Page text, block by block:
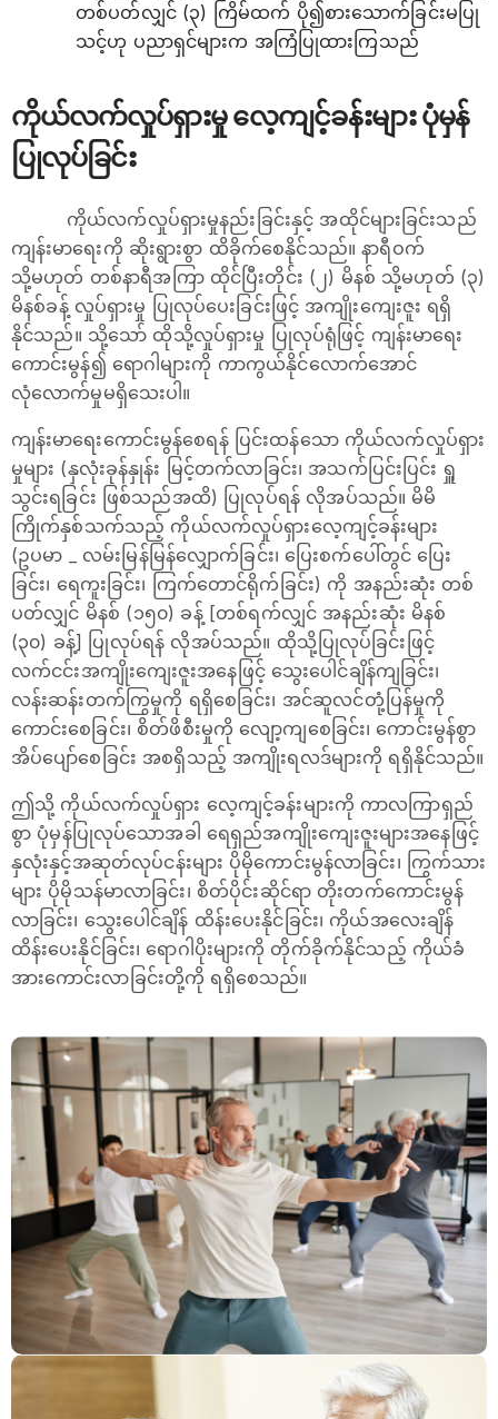
တစ်ပတ်လျှင် (၃) ကြိမ်ထက် ပို၍စားသောက်ခြင်းမပြု
သင့်ဟု ပညာရှင်များက အကြံပြုထားကြသည်
ကိုယ်လက်လှုပ်ရှားမှု လေ့ကျင့်ခန်းများ ပုံမှန်
ပြုလုပ်ခြင်း
ကိုယ်လက်လှုပ်ရှားမှုနည်းခြင်းနှင့် အထိုင်များခြင်းသည်
ကျန်းမာရေးကို ဆိုးရွားစွာ ထိခိုက်စေနိုင်သည်။ နာရီဝက်
သို့မဟုတ် တစ်နာရီအကြာ ထိုင်ပြီးတိုင်း (၂) မိနစ် သို့မဟုတ် (၃)
မိနစ်ခန့် လှုပ်ရှားမှု ပြုလုပ်ပေးခြင်းဖြင့် အကျိုးကျေးဇူး ရရှိ
နိုင်သည်။ သို့သော် ထိုသို့လှုပ်ရှားမှု ပြုလုပ်ရုံဖြင့် ကျန်းမာရေး
ကောင်းမွန်၍ ရောဂါများကို ကာကွယ်နိုင်လောက်အောင်
လုံလောက်မှုမရှိသေးပါ။
ကျန်းမာရေးကောင်းမွန်စေရန် ပြင်းထန်သော ကိုယ်လက်လှုပ်ရှား
မှုများ (နှလုံးခုန်နှုန်း မြင့်တက်လာခြင်း၊ အသက်ပြင်းပြင်း ရှူ
သွင်းရခြင်း ဖြစ်သည်အထိ) ပြုလုပ်ရန် လိုအပ်သည်။ မိမိ
ကြိုက်နှစ်သက်သည့် ကိုယ်လက်လှုပ်ရှားလေ့ကျင့်ခန်းများ
(ဥပမာ _ လမ်းမြန်မြန်လျှောက်ခြင်း၊ ပြေးစက်ပေါ်တွင် ပြေး
ခြင်း၊ ရေကူးခြင်း၊ ကြက်တောင်ရိုက်ခြင်း) ကို အနည်းဆုံး တစ်
ပတ်လျှင် မိနစ် (၁၅၀) ခန့် [တစ်ရက်လျှင် အနည်းဆုံး မိနစ်
(၃၀) ခန့်] ပြုလုပ်ရန် လိုအပ်သည်။ ထိုသို့ပြုလုပ်ခြင်းဖြင့်
လက်ငင်းအကျိုးကျေးဇူးအနေဖြင့် သွေးပေါင်ချိန်ကျခြင်း၊
လန်းဆန်းတက်ကြွမှုကို ရရှိစေခြင်း၊ အင်ဆူလင်တုံ့ပြန်မှုကို
ကောင်းစေခြင်း၊ စိတ်ဖိစီးမှုကို လျော့ကျစေခြင်း၊ ကောင်းမွန်စွာ
အိပ်ပျော်စေခြင်း အစရှိသည့် အကျိုးရလဒ်များကို ရရှိနိုင်သည်။
ဤသို့ ကိုယ်လက်လှုပ်ရှား လေ့ကျင့်ခန်းများကို ကာလကြာရှည်
စွာ ပုံမှန်ပြုလုပ်သောအခါ ရေရှည်အကျိုးကျေးဇူးများအနေဖြင့်
နှလုံးနှင့်အဆုတ်လုပ်ငန်းများ ပိုမိုကောင်းမွန်လာခြင်း၊ ကြွက်သား
များ ပိုမိုသန်မာလာခြင်း၊ စိတ်ပိုင်းဆိုင်ရာ တိုးတက်ကောင်းမွန်
လာခြင်း၊ သွေးပေါင်ချိန် ထိန်းပေးနိုင်ခြင်း၊ ကိုယ်အလေးချိန်
ထိန်းပေးနိုင်ခြင်း၊ ရောဂါပိုးများကို တိုက်ခိုက်နိုင်သည့် ကိုယ်ခံ
အားကောင်းလာခြင်းတို့ကို ရရှိစေသည်။